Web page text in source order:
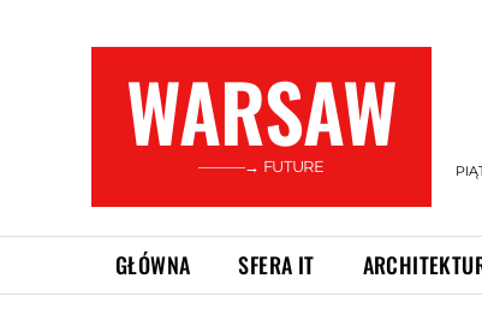
WARSAW
———→ FUTURE
GŁÓWNA SFERA IT